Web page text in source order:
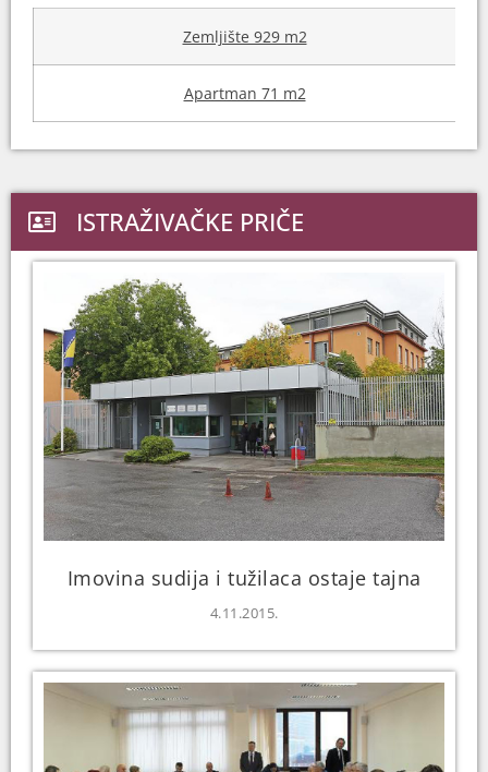
Zemljište 929 m2
Apartman 71 m2
ISTRAŽIVAČKE PRIČE
Imovina sudija i tužilaca ostaje tajna
4.11.2015.